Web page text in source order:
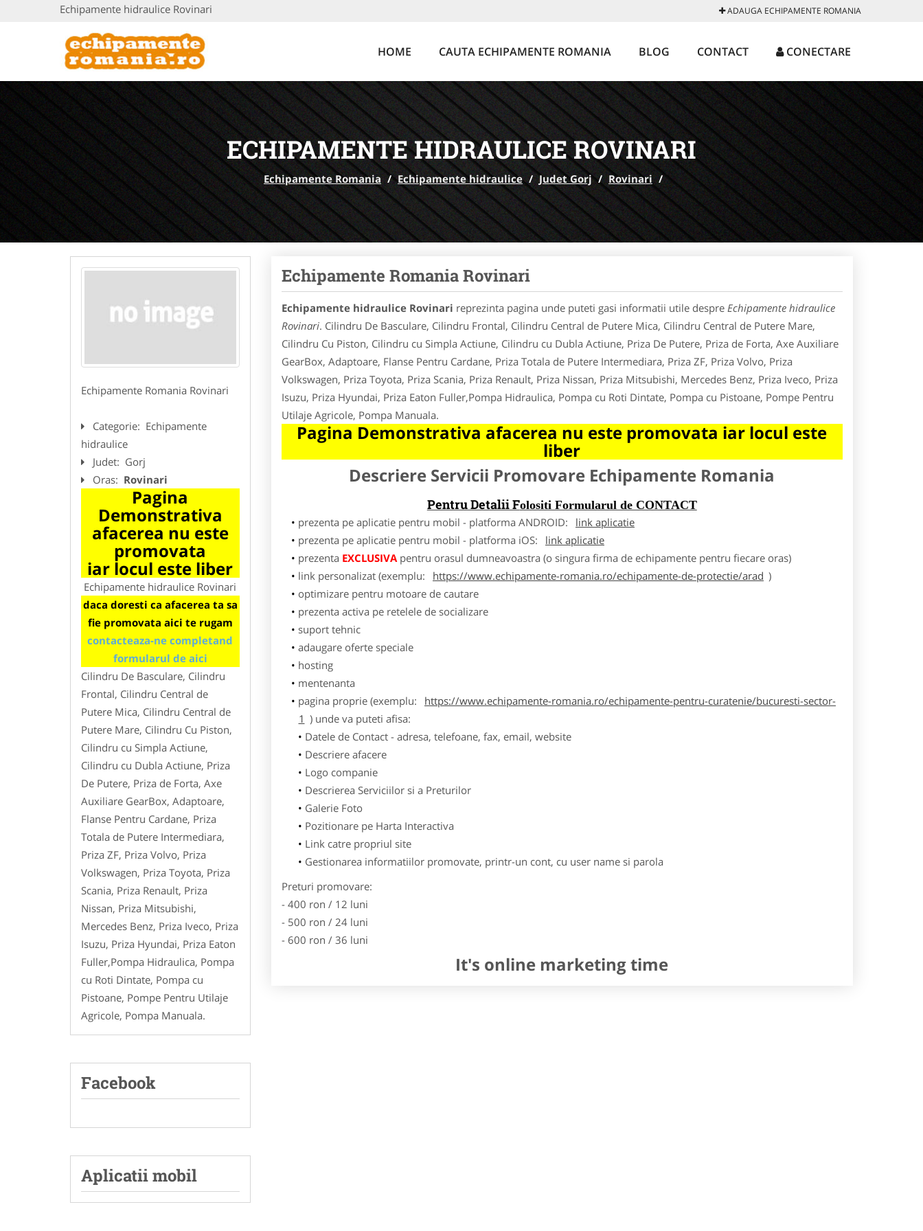
Echipamente hidraulice Rovinari ADAUGA ECHIPAMENTE ROMANIA
HOME CAUTA ECHIPAMENTE ROMANIA BLOG CONTACT CONECTARE
ECHIPAMENTE HIDRAULICE ROVINARI
Echipamente Romania / Echipamente hidraulice / Judet Gorj / Rovinari /
Echipamente Romania Rovinari
Categorie: Echipamente
hidraulice
Judet: Gorj
Oras: Rovinari
Pagina
Demonstrativa
afacerea nu este
promovata
iar locul este liber
Echipamente hidraulice Rovinari
daca doresti ca afacerea ta sa
fie promovata aici te rugam
contacteaza-ne completand
formularul de aici
Cilindru De Basculare, Cilindru
Frontal, Cilindru Central de
Putere Mica, Cilindru Central de
Putere Mare, Cilindru Cu Piston,
Cilindru cu Simpla Actiune,
Cilindru cu Dubla Actiune, Priza
De Putere, Priza de Forta, Axe
Auxiliare GearBox, Adaptoare,
Flanse Pentru Cardane, Priza
Totala de Putere Intermediara,
Priza ZF, Priza Volvo, Priza
Volkswagen, Priza Toyota, Priza
Scania, Priza Renault, Priza
Nissan, Priza Mitsubishi,
Mercedes Benz, Priza Iveco, Priza
Isuzu, Priza Hyundai, Priza Eaton
Fuller,Pompa Hidraulica, Pompa
cu Roti Dintate, Pompa cu
Pistoane, Pompe Pentru Utilaje
Agricole, Pompa Manuala.
Facebook
Aplicatii mobil
Echipamente Romania Rovinari
Echipamente hidraulice Rovinari reprezinta pagina unde puteti gasi informatii utile despre Echipamente hidraulice
Rovinari. Cilindru De Basculare, Cilindru Frontal, Cilindru Central de Putere Mica, Cilindru Central de Putere Mare,
Cilindru Cu Piston, Cilindru cu Simpla Actiune, Cilindru cu Dubla Actiune, Priza De Putere, Priza de Forta, Axe Auxiliare
GearBox, Adaptoare, Flanse Pentru Cardane, Priza Totala de Putere Intermediara, Priza ZF, Priza Volvo, Priza
Volkswagen, Priza Toyota, Priza Scania, Priza Renault, Priza Nissan, Priza Mitsubishi, Mercedes Benz, Priza Iveco, Priza
Isuzu, Priza Hyundai, Priza Eaton Fuller,Pompa Hidraulica, Pompa cu Roti Dintate, Pompa cu Pistoane, Pompe Pentru
Utilaje Agricole, Pompa Manuala.
Pagina Demonstrativa afacerea nu este promovata iar locul este
liber
Descriere Servicii Promovare Echipamente Romania
Pentru Detalii Folositi Formularul de CONTACT
prezenta pe aplicatie pentru mobil - platforma ANDROID:
link aplicatie
prezenta pe aplicatie pentru mobil - platforma iOS:
link aplicatie
prezenta EXCLUSIVApentru orasul dumneavoastra (o singura firma de echipamente pentru fiecare oras)
link personalizat (exemplu:
https://www.echipamente-romania.ro/echipamente-de-protectie/arad )
optimizare pentru motoare de cautare
prezenta activa pe retelele de socializare
suport tehnic
adaugare oferte speciale
hosting
mentenanta
pagina proprie (exemplu:
https://www.echipamente-romania.ro/echipamente-pentru-curatenie/bucuresti-sector-
1 ) unde va puteti afisa:
Datele de Contact - adresa, telefoane, fax, email, website
Descriere afacere
Logo companie
Descrierea Serviciilor si a Preturilor
Galerie Foto
Pozitionare pe Harta Interactiva
Link catre propriul site
Gestionarea informatiilor promovate, printr-un cont, cu user name si parola
Preturi promovare:
- 400 ron / 12 luni
- 500 ron / 24 luni
- 600 ron / 36 luni
It's online marketing time